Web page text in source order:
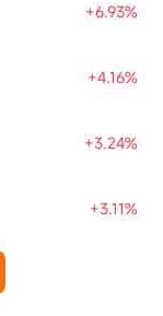
+6.93%
+4.16%
+3.24%
+3.11%